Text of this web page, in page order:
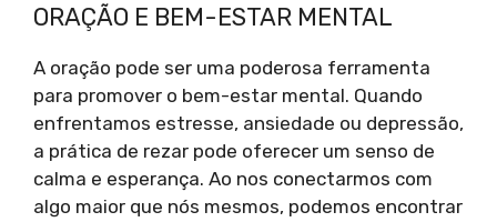
ORAÇÃO E BEM-ESTAR MENTAL
A oração pode ser uma poderosa ferramenta
para promover o bem-estar mental. Quando
enfrentamos estresse, ansiedade ou depressão,
a prática de rezar pode oferecer um senso de
calma e esperança. Ao nos conectarmos com
algo maior que nós mesmos, podemos encontrar